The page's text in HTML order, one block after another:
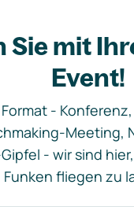
Sie mit
Event!
-
Meeting,
- wir sind
Funken fliegen zu